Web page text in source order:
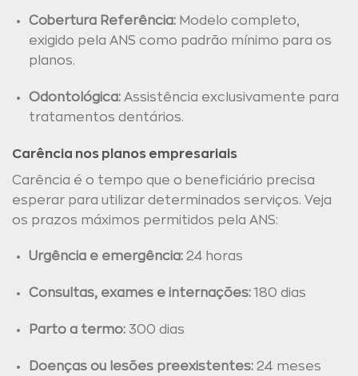
Cobertura Referência:Modelo completo,
exigido pela ANS como padrão mínimo para os
planos.
Odontológica:Assistência exclusivamente para
tratamentos dentários.
Carência nos planos empresariais
Carência é o tempo que o beneficiário precisa
esperar para utilizar determinados serviços. Veja
os prazos máximos permitidos pela ANS:
Urgência e emergência:24 horas
Consultas, exames e internações:180 dias
Parto a termo:300 dias
Doenças ou lesões preexistentes:24 meses